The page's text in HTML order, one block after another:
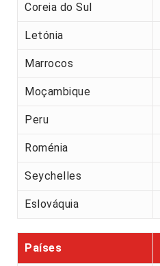
Coreia do Sul
Letónia
Marrocos
Moçambique
Peru
Roménia
Seychelles
Eslováquia
Países